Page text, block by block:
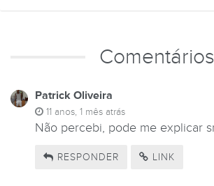
Comentários
Patrick Oliveira
11 anos, 1 mês atrás
Não percebi, pode me explicar
RESPONDER LINK